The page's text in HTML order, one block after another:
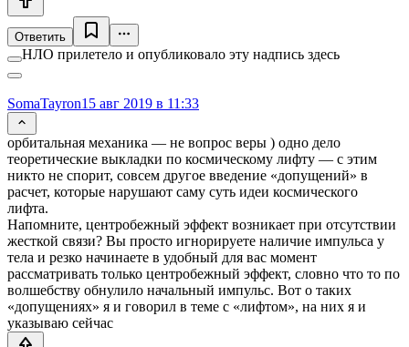
Ответить
НЛО прилетело и опубликовало эту надпись здесь
SomaTayron15 авг 2019 в 11:33
орбитальная механика — не вопрос веры ) одно дело
теоретические выкладки по космическому лифту — с этим
никто не спорит, совсем другое введение «допущений» в
расчет, которые нарушают саму суть идеи космического
лифта.
Напомните, центробежный эффект возникает при отсутствии
жесткой связи? Вы просто игнорируете наличие импульса у
тела и резко начинаете в удобный для вас момент
рассматривать только центробежный эффект, словно что то по
волшебству обнулило начальный импульс. Вот о таких
«допущениях» я и говорил в теме с «лифтом», на них я и
указываю сейчас